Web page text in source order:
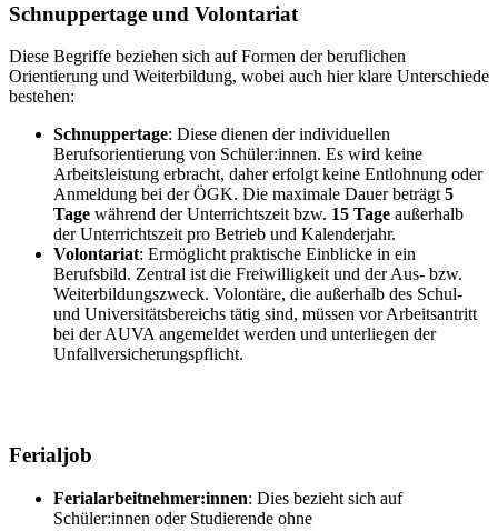
Schnuppertage und Volontariat
Diese Begriffe beziehen sich auf Formen der beruflichen
Orientierung und Weiterbildung, wobei auch hier klare Unterschiede
bestehen:
Schnuppertage: Diese dienen der individuellen
Berufsorientierung von Schüler:innen. Es wird keine
Arbeitsleistung erbracht, daher erfolgt keine Entlohnung oder
Anmeldung bei der ÖGK. Die maximale Dauer beträgt 5
Tage während der Unterrichtszeit bzw. 15 Tage außerhalb
der Unterrichtszeit pro Betrieb und Kalenderjahr.
Volontariat: Ermöglicht praktische Einblicke in ein
Berufsbild. Zentral ist die Freiwilligkeit und der Aus- bzw.
Weiterbildungszweck. Volontäre, die außerhalb des Schul-
und Universitätsbereichs tätig sind, müssen vor Arbeitsantritt
bei der AUVA angemeldet werden und unterliegen der
Unfallversicherungspflicht.
Ferialjob
Ferialarbeitnehmer:innen: Dies bezieht sich auf
Schüler:innen oder Studierende ohne